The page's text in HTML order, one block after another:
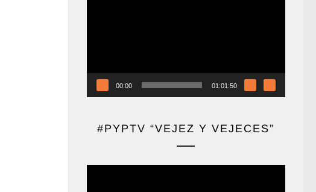
00:00 01:01:50
#PYPTV “VEJEZ Y VEJECES”